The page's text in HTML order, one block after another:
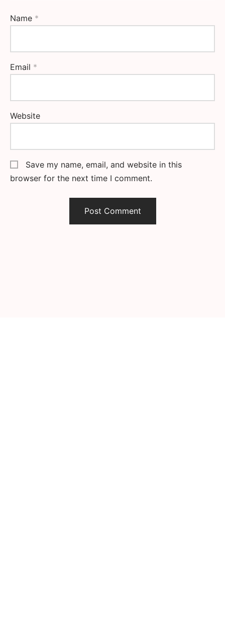
Name *
Email *
Website
Save my name, email, and website in this
browser for the next time I comment.